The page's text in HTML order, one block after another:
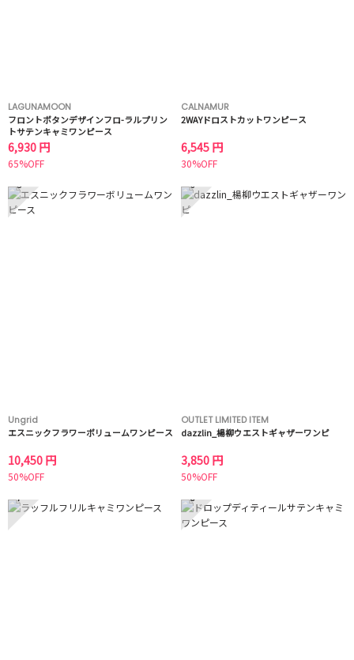
LAGUNAMOON
フロントボタンデザインフロ-ラルプリン
トサテンキャミワンピース
6,930 円
65%OFF
CALNAMUR
2WAYドロストカットワンピース
6,545 円
30%OFF
5
Ungrid
エスニックフラワーボリュームワンピース
10,450 円
50%OFF
6
OUTLET LIMITED ITEM
dazzlin_楊柳ウエストギャザーワンピ
3,850 円
50%OFF
7 8